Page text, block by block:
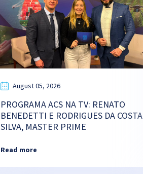
August 05, 2026
PROGRAMA ACS NA TV: RENATO
BENEDETTI E RODRIGUES DA COSTA
SILVA, MASTER PRIME
Read more